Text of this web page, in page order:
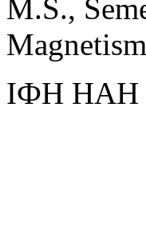
M.S.,
ІФН НАН